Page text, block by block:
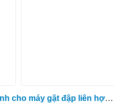
Sàng máy gặt liên hợp dành cho máy gặt đập liên hợp Massey Ferguson 7278